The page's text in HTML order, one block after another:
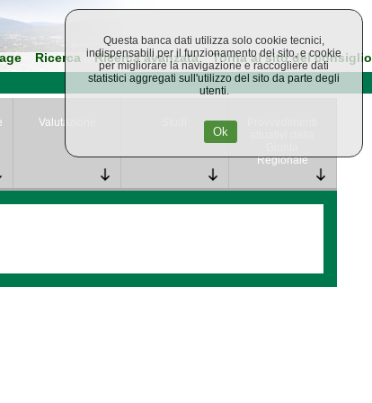
Ricerca Ricerca avanzata Torna al sito del consiglio
Valutazione
Regionale
Questa banca dati utilizza solo cookie tecnici,
indispensabili per il funzionamento del sito, e cookie
per migliorare la navigazione e raccogliere dati
statistici aggregati sull'utilizzo del sito da parte degli
utenti.
Ok